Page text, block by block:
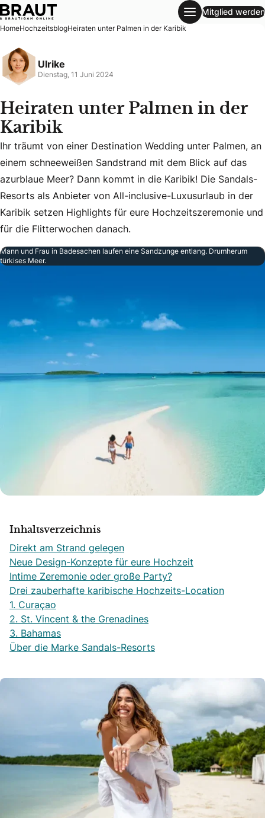
Heiraten unter Palmen in der Karibik
Mitglied werden
HomeHochzeitsblogHeiraten unter Palmen in der Karibik
Ulrike
Dienstag, 11 Juni 2024
Heiraten unter Palmen in der
Karibik
Ihr träumt von einer Destination Wedding unter Palmen,
Ihr träumt von einer Destination Wedding unter Palmen, an
einem schneeweißen Sandstrand mit dem Blick auf das
azurblaue Meer? Dann kommt in die Karibik! Die Sandals-
Resorts als Anbieter von All-inclusive-Luxusurlaub in der
Karibik setzen Highlights für eure Hochzeitszeremonie und
für die Flitterwochen danach.
Mann und Frau in Badesachen laufen eine Sandzunge entlang. Drumherum
türkises Meer.
Inhaltsverzeichnis
Direkt am Strand gelegen
Neue Design-Konzepte für eure Hochzeit
Intime Zeremonie oder große Party?
Drei zauberhafte karibische Hochzeits-Location
1. Curaçao
2. St. Vincent & the Grenadines
3. Bahamas
Über die Marke Sandals-Resorts